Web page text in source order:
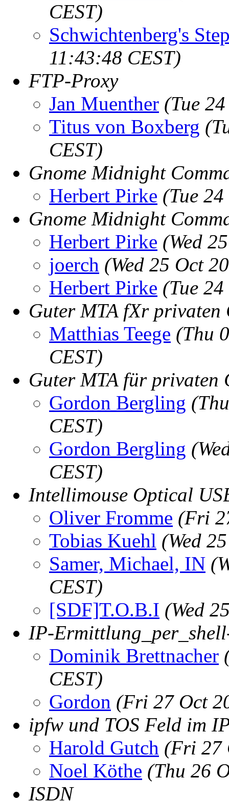
CEST)
Schwichtenberg's
11:43:48 CEST)
FTP-Proxy
Jan Muenther (Tue
Titus von Boxberg
CEST)
Gnome Midnight
Herbert Pirke (Tue
Gnome Midnight
Herbert Pirke (Wed
joerch (Wed 25 Oct
Herbert Pirke (Tue
Guter MTA fXr privaten
Matthias Teege (Thu
CEST)
Guter MTA für privaten
Gordon Bergling
CEST)
Gordon Bergling
CEST)
Intellimouse Optical
Oliver Fromme (Fri
Tobias Kuehl (Wed
Samer, Michael, IN
CEST)
[SDF]T.O.B.I (Wed
IP-
Dominik Brettnacher
CEST)
Gordon (Fri 27 Oct
ipfw und TOS Feld im
Harold Gutch (Fri 27
Noel Köthe (Thu 26
ISDN